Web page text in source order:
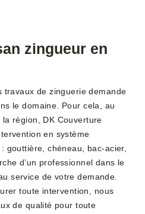
zingueur en
travaux de zinguerie demande
le domaine. Pour cela, au
région, DK Couverture
en système
: gouttière, chéneau, bac-acier,
d’un professionnel dans le
service de votre demande.
toute intervention, nous
de qualité pour toute